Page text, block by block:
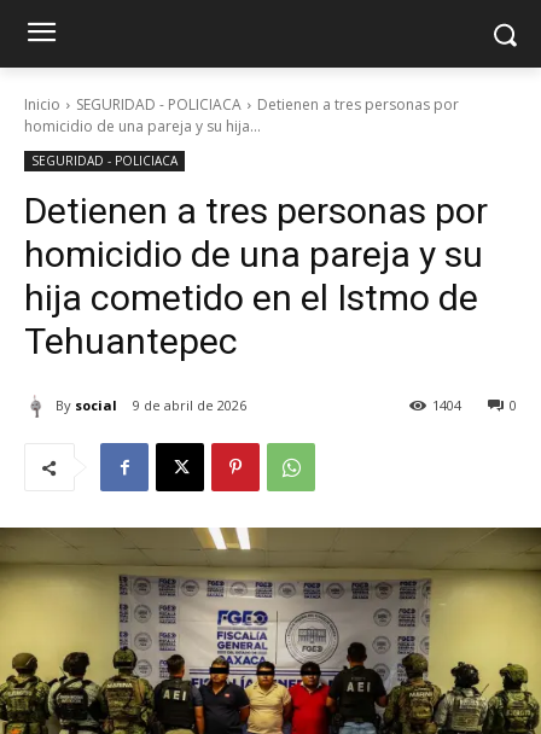
Inicio SEGURIDAD - POLICIACA
Detienen a tres personas por
homicidio de una pareja y su hija...
SEGURIDAD - POLICIACA
Detienen a tres personas por
homicidio de una pareja y su
hija cometido en el Istmo de
Tehuantepec
By social 9 de abril de 2026 0
1404